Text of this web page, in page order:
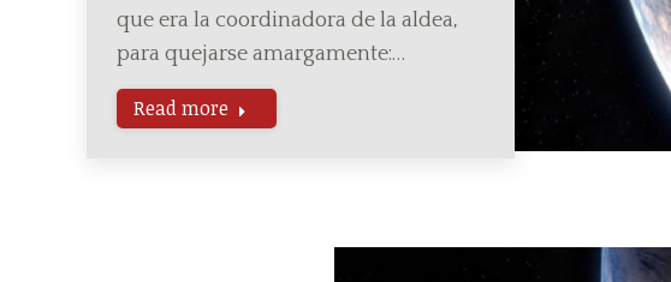
que era la coordinadora de la aldea,
para quejarse amargamente:…
Read more